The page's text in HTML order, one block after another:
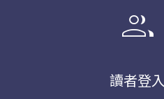
group
讀者登入